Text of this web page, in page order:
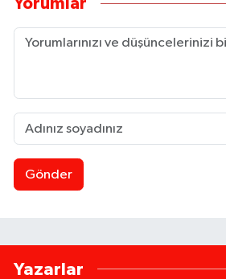
Gönder
Yazarlar